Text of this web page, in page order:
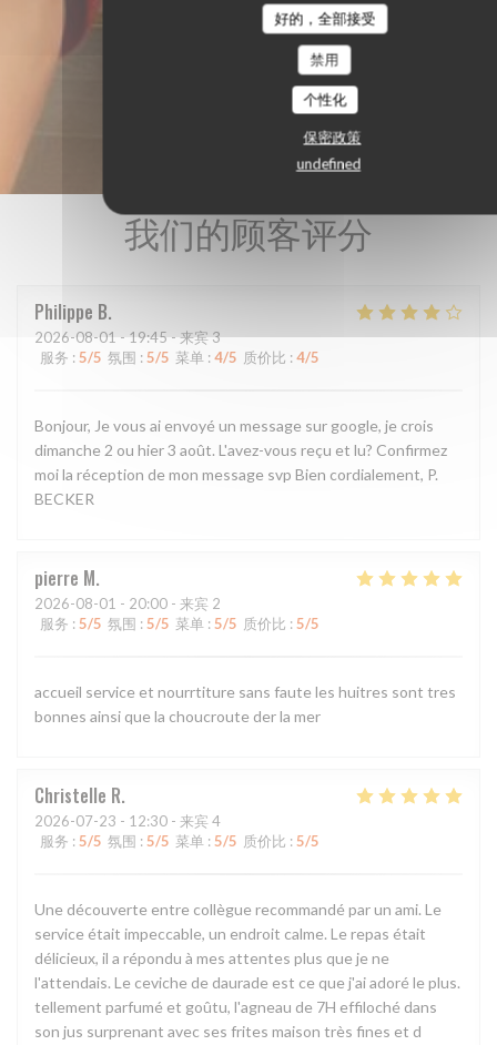
好的，全部接受
禁用
个性化
保密政策
undefined
我们的顾客评分
Philippe B
2026-08-01 - 19:45 - 来宾 3
服务 :5/5 氛围 : 5/5 菜单 :4/5 质价比 : 4/5
Bonjour, Je vous ai envoyé un message sur google, je crois
dimanche 2 ou hier 3 août. L'avez-vous reçu et lu? Confirmez
moi la réception de mon message svp Bien cordialement, P.
BECKER
pierre M
2026-08-01 - 20:00 - 来宾 2
服务 : 5/5 氛围 : 5/5 菜单 : 5/5 质价比 : 5/5
accueil service et nourrtiture sans faute les huitres sont tres
bonnes ainsi que la choucroute der la mer
Christelle R
2026-07-23 - 12:30 - 来宾 4
服务 : 5/5 氛围 : 5/5 菜单 : 5/5 质价比 : 5/5
Une découverte entre collègue recommandé par un ami. Le
service était impeccable, un endroit calme. Le repas était
délicieux, il a répondu à mes attentes plus que je ne
l'attendais. Le ceviche de daurade est ce que j'ai adoré le plus.
tellement parfumé et goûtu, l'agneau de 7H effiloché dans
son jus surprenant avec ses frites maison très fines et d